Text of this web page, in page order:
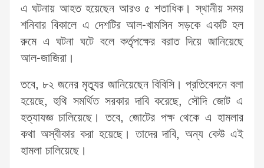
এ ঘটনায় আহত হয়েছেন আরও ৫ শতাধিক। স্থানীয় সময়
শনিবার বিকালে এ দেশটির আল-খামসিন সড়কে একটি হল
রুমে এ ঘটনা ঘটে বলে কর্তৃপক্ষের বরাত দিয়ে জানিয়েছে
আল-জাজিরা।
তবে, ৮২ জনের মৃত্যুর জানিয়েছেন বিবিসি। প্রতিবেদনে বলা
হয়েছে, হুথি সমর্থিত সরকার দাবি করেছে, সৌদি জোট এ
হত্যাযজ্ঞ চালিয়েছে। তবে, জোটের পক্ষ থেকে এ হামলার
কথা অস্বীকার করা হয়েছে। তাদের দাবি, অন্য কেউ এই
হামলা চালিয়েছে।